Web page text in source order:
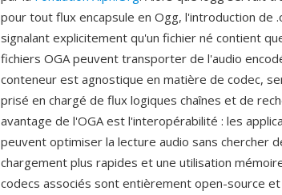
pour tout flux encapsule en Ogg, l'introduction de
signalant explicitement qu'un fichier né contient
fichiers OGA peuvent transporter de l'audio
conteneur est agnostique en matière de codec,
prisé en chargé de flux logiques chaînes et de
avantage de l'OGA est l'interopérabilité : les
peuvent optimiser la lecture audio sans chercher
chargement plus rapides et une utilisation
codecs associés sont entièrement open-source